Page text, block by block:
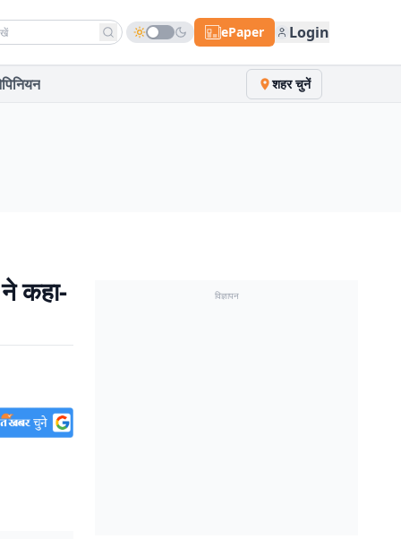
news ePaper Login
शहर चुनें
कहा-
विज्ञापन